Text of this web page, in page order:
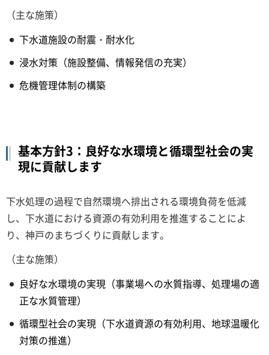
（主な施策）
下水道施設の耐震・耐水化
浸水対策（施設整備、情報発信の充実）
危機管理体制の構築
基本方針3：良好な水環境と循環型社会の実
現に貢献します
下水処理の過程で自然環境へ排出される環境負荷を低減
し、下水道における資源の有効利用を推進することによ
り、神戸のまちづくりに貢献します。
（主な施策）
良好な水環境の実現（事業場への水質指導、処理場の適
正な水質管理）
循環型社会の実現（下水道資源の有効利用、地球温暖化
対策の推進）